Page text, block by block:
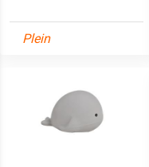
Plein